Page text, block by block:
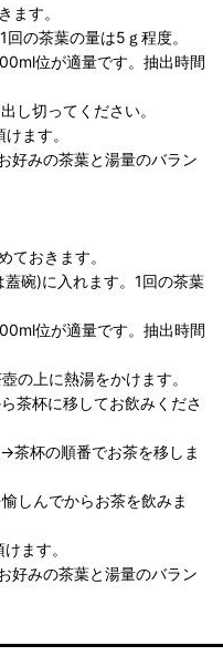
ます。
の茶葉の量は5ｇ程度。
位が適量です。抽出時間
し切ってください。
ます。
好みの茶葉と湯量のバラン
ておきます。
碗)に入れます。1回の茶葉
位が適量です。抽出時間
の上に熱湯をかけます。
茶杯に移してお飲みくださ
茶杯の順番でお茶を移しま
しんでからお茶を飲みま
ます。
好みの茶葉と湯量のバラン